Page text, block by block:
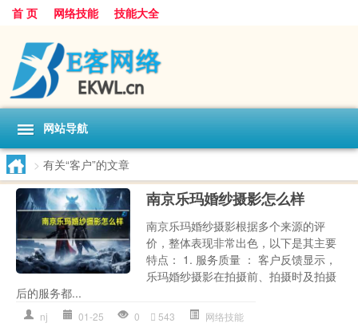
首 页 网络技能 技能大全
网站导航
> 有关“客户”的文章
南京乐玛婚纱摄影怎么样
南京乐玛婚纱摄影根据多个来源的评
价，整体表现非常出色，以下是其主要
特点： 1. 服务质量 ： 客户反馈显示，
乐玛婚纱摄影在拍摄前、拍摄时及拍摄
后的服务都...
nj 01-25 0 543 网络技能